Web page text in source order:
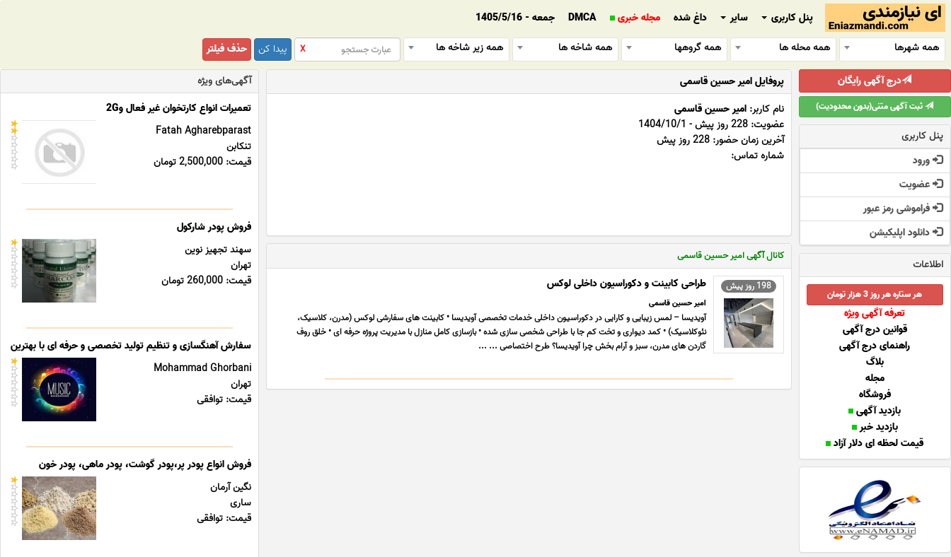
پنل کاربری سایر داغ شده مجله خبری DMCA
جمعه - 1405/5/16
همه شهرها
همه محله ها همه گروهها همه شاخه ها همه زیر شاخه ها X پیدا کن
حذف فیلتر
پروفایل امیر حسین قاسمی
نام کاربر:امیر حسین قاسمی
عضویت: 228 روز پیش - 1404/10/1
آخرین زمان حضور: 228 روز پیش
شماره تماس:
کانال آگهی امیر حسین قاسمی
198 روز پیش طراحی کابینت و دکوراسیون داخلی لوکس
امیر حسین قاسمی
آویدیسا – لمس زیبایی و کارایی در دکوراسیون داخلی خدمات تخصصی آویدیسا • کابینت های سفارشی لوکس (مدرن، کلاسیک،
نئوکلاسیک) • کمد دیواری و تخت کم جا با طراحی شخصی سازی شده • بازسازی کامل منازل با مدیریت پروژه حرفه ای • خلق روف
گاردن های مدرن، سبز و آرام بخش چرا آویدیسا؟ طرح اختصاصی ... ...
آگهی‌های ویژه
تعمیرات انواع کارتخوان غیر فعال و2G
Fatah Agharebparast
تنکابن
قیمت: 2,500,000 تومان
فروش پودر شارکول
سهند تجهیز نوین
تهران
قیمت: 260,000 تومان
سفارش آهنگسازی و تنظیم تولید تخصصی و حرفه ای با بهترین
Mohammad Ghorbani
تهران
قیمت: توافقی
فروش انواع پودر پر،پودر گوشت، پودر ماهی، پودر خون
نگین آرمان
ساری
قیمت: توافقی
درج آگهی رایگان
ثبت آگهی متنی(بدون محدودیت)
پنل کاربری
ورود
عضویت
فراموشی رمز عبور
دانلود اپلیکیشن
اطلاعات
هر ستاره هر روز 3 هزار تومان
تعرفه آگهی ویژه
قوانین درج آگهی
راهنمای درج آگهی
بلاگ
مجله
فروشگاه
بازدید آگهی
بازدید خبر
قیمت لحظه ای دلار آزاد